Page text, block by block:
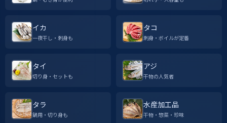
イカ
一夜干し・刺身も
タコ
刺身・ボイルが定番
タイ
切り身・セットも
アジ
干物の人気者
タラ
鍋用・切り身も
水産加工品
干物・惣菜・珍味